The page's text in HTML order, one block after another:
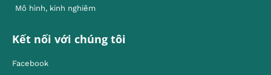
Mô hình, kinh nghiêm
Kết nối với chúng tôi
Facebook